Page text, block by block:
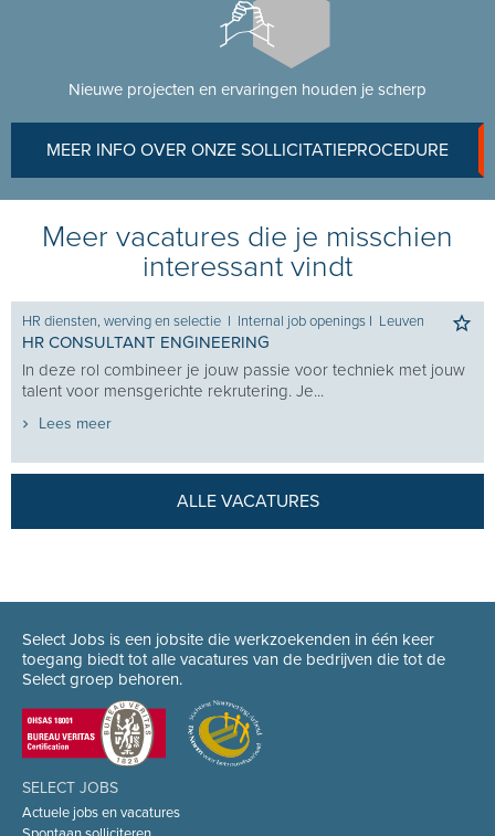
Nieuwe projecten en ervaringen houden je scherp
MEER INFO OVER ONZE SOLLICITATIEPROCEDURE
Meer vacatures die je misschien
interessant vindt
HR diensten, werving en selectie I Internal job openings I Leuven
HR CONSULTANT ENGINEERING
In deze rol combineer je jouw passie voor techniek met jouw
talent voor mensgerichte rekrutering. Je...
Lees meer
ALLE VACATURES
Select Jobs is een jobsite die werkzoekenden in één keer
toegang biedt tot alle vacatures van de bedrijven die tot de
Select groep behoren.
SELECT JOBS
Actuele jobs en vacatures